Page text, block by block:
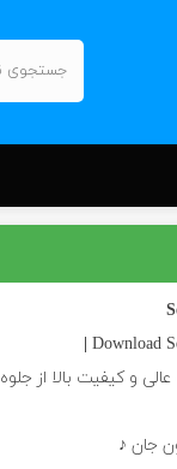
و کیفیت بالا از جلوه